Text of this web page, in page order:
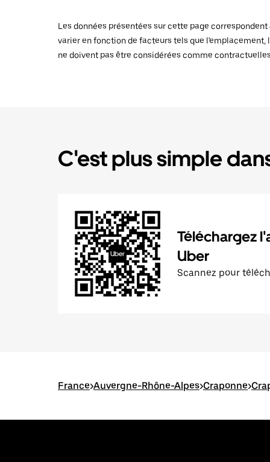
Les données présentées sur cette page
varier en fonction de facteurs tels que
ne doivent pas être considérées comme
C'est plus simple
Téléchargez
Uber
Scannez pour
France>Auvergne-Rhône-Alpes>Craponne>